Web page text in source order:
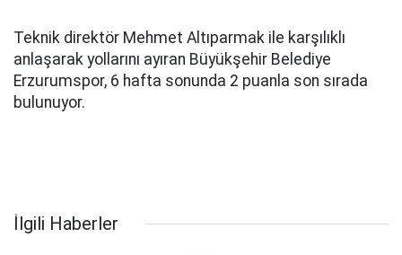
Teknik direktör Mehmet Altıparmak ile karşılıklı
anlaşarak yollarını ayıran Büyükşehir Belediye
Erzurumspor, 6 hafta sonunda 2 puanla son sırada
bulunuyor.
İlgili Haberler